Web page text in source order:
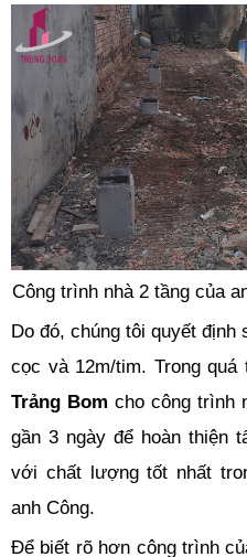
Công trình nhà 2 tầng của
Do đó, chúng tôi quyết
cọc và 12m/tim. Trong quá
Trảng Bom cho công trình
gần 3 ngày để hoàn thiện
với chất lượng tốt nhất
anh Công.
Để biết rõ hơn công trình